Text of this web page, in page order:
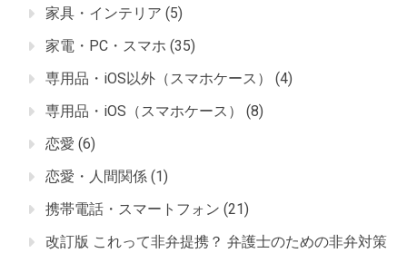
家具・インテリア (5)
家電・PC・スマホ (35)
専用品・iOS以外（スマホケース）
(4)
専用品・iOS（スマホケース）
(8)
恋愛 (6)
恋愛・人間関係 (1)
携帯電話・スマートフォン (21)
改訂版 これって非弁提携？ 弁護士のための非弁対策